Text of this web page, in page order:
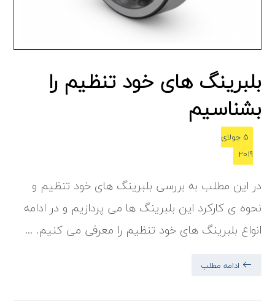
بلبرینگ های خود تنظیم را
بشناسیم
5 جولای
2019
در این مطلب به بررسی بلبرینگ های خود تنظیم و
نحوه ی کارکرد این بلبرینگ ها می پردازیم و در ادامه
انواع بلبرینگ های خود تنظیم را معرفی می کنیم. ...
ادامه مطلب